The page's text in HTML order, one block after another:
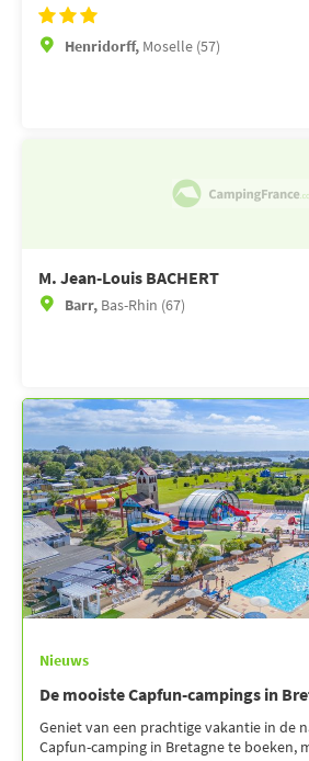
Henridorff, Moselle (57)
M. Jean-Louis BACHERT
Barr, Bas-Rhin (67)
Nieuws
De mooiste Capfun-campings in
Geniet van een prachtige vakantie in de
Capfun-camping in Bretagne te boeken,